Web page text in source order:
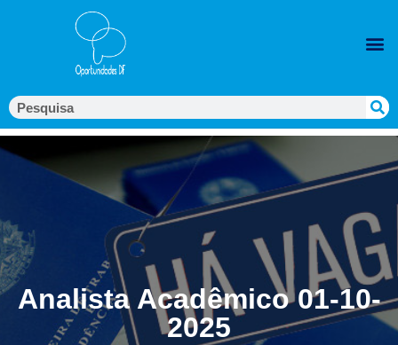
Analista Acadêmico 01-10-
2025